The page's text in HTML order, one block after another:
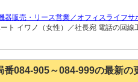
器販売・リース営業／オフィスライフサ
ト イワノ（女性）／社長宛 電話の回
番084-905～084-999の最新の